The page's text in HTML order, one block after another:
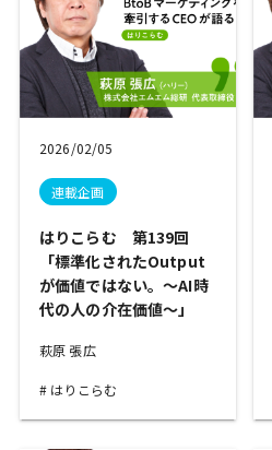
2026/02/05
連載企画
はりこらむ 第139回
「標準化されたOutput
が価値ではない。～AI時
代の人の介在価値～」
萩原 張広
はりこらむ